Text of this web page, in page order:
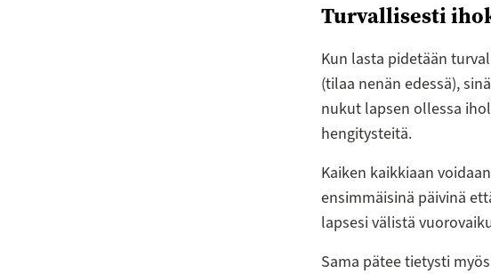
Turvallisesti
Kun lasta pidetään
(tilaa nenän edessä),
nukut lapsen ollessa
hengitysteitä.
Kaiken kaikkiaan
ensimmäisinä päivinä
lapsesi välistä
Sama pätee tietysti